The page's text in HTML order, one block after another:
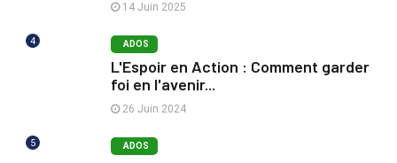
14 Juin 2025
4 ADOS
L'Espoir en Action : Comment garder
foi en l'avenir...
26 Juin 2024
5 ADOS